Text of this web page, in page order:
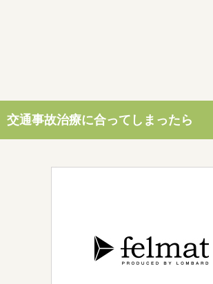
交通事故治療に合ってしまったら